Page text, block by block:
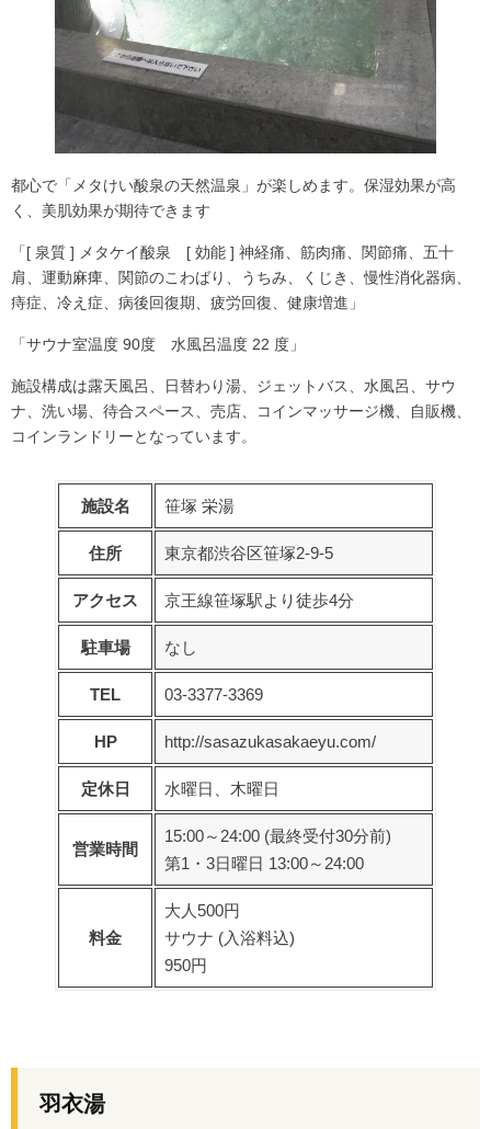
都心で「メタけい酸泉の天然温泉」が楽しめます。保湿効果が高
く、美肌効果が期待できます
「[ 泉質 ] メタケイ酸泉 [ 効能 ] 神経痛、筋肉痛、関節痛、五十
肩、運動麻痺、関節のこわばり、うちみ、くじき、慢性消化器病、
痔症、冷え症、病後回復期、疲労回復、健康増進」
「サウナ室温度 90度 水風呂温度 22 度」
施設構成は露天風呂、日替わり湯、ジェットバス、水風呂、サウ
ナ、洗い場、待合スペース、売店、コインマッサージ機、自販機、
コインランドリーとなっています。
施設名 笹塚 栄湯
住所 東京都渋谷区笹塚2-9-5
アクセス 京王線笹塚駅より徒歩4分
駐車場 なし
TEL 03-3377-3369
HP http://sasazukasakaeyu.com/
定休日 水曜日、木曜日
営業時間
15:00～24:00 (最終受付30分前)
第1・3日曜日 13:00～24:00
料金
大人500円
サウナ (入浴料込)
950円
羽衣湯